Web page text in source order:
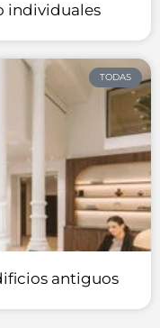
individuales
TODAS
antiguos